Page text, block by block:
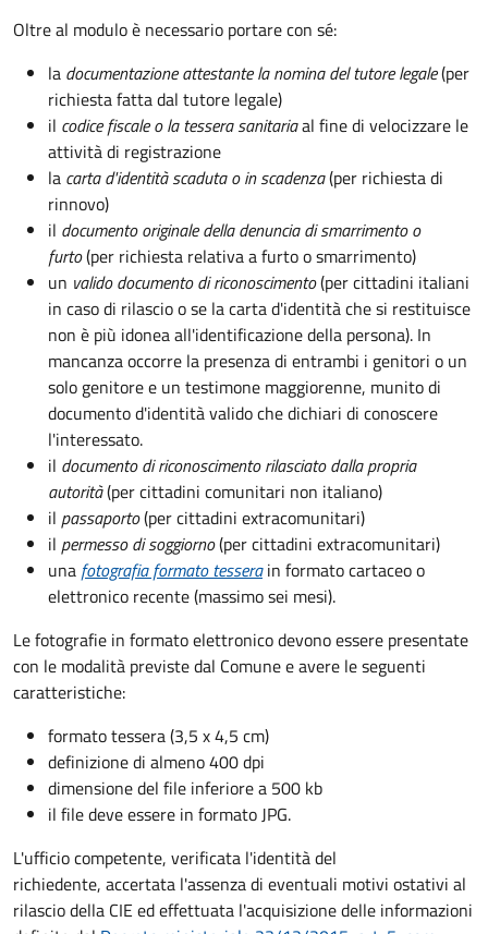
Oltre al modulo è necessario portare con sé:
la documentazioneattestante la nomina del tutore legale(per
richiesta fatta dal tutore legale)
il codice fiscale o la tessera sanitariaal fine di velocizzare le
attività di registrazione
la carta d'identità scaduta o in scadenza(per richiesta di
rinnovo)
il documento originale della denuncia di smarrimento o
furto(per richiesta relativa a furto o smarrimento)
un valido documento di riconoscimento(per cittadini italiani
in caso di rilascio o se la carta d'identità che si restituisce
non è più idonea all'identificazione della persona). In
mancanza occorre la presenza di entrambi i genitori o un
solo genitore e un testimone maggiorenne, munito di
documento d'identità valido che dichiari di conoscere
l'interessato.
il documento di riconoscimento rilasciato dalla propria
autorità(per cittadini comunitari non italiano)
il passaporto(per cittadini extracomunitari)
il permesso di soggiorno(per cittadini extracomunitari)
una fotografia formato tessera in formato cartaceo o
elettronico recente (massimo sei mesi).
Le fotografie in formato elettronico devono essere presentate
con le modalità previste dal Comune e avere le seguenti
caratteristiche:
formato tessera (3,5 x 4,5 cm)
definizione di almeno 400 dpi
dimensione del file inferiore a 500 kb
il file deve essere in formato JPG.
L'ufficio competente, verificata l'identità del
richiedente, accertata l'assenza di eventuali motivi ostativi al
rilascio della CIE ed effettuata l'acquisizione delle informazioni